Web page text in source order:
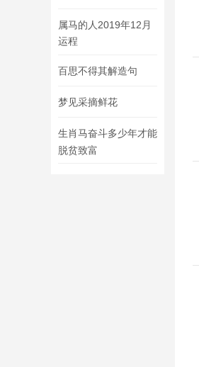
属马的人2019年12月
运程
百思不得其解造句
梦见采摘鲜花
生肖马奋斗多少年才能
脱贫致富